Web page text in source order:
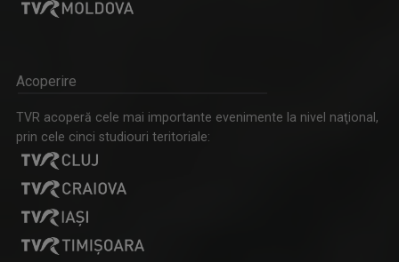
Acoperire
TVR acoperă cele mai importante evenimente la nivel naţional,
prin cele cinci studiouri teritoriale: